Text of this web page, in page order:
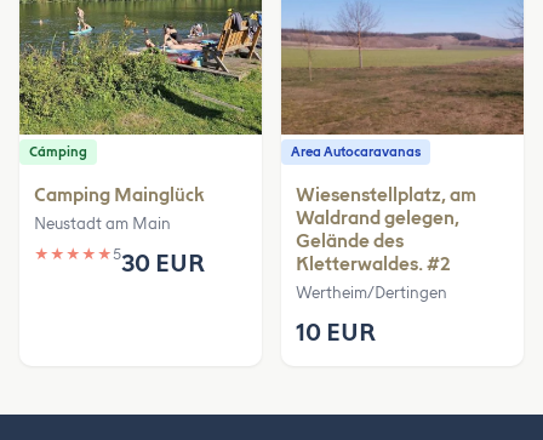
Cámping
Camping Mainglück
Neustadt am Main
★ ★ ★ ★ ★530 EUR
Area Autocaravanas
Wiesenstellplatz, am
Waldrand gelegen,
Gelände des
Kletterwaldes. #2
Wertheim/Dertingen
10 EUR